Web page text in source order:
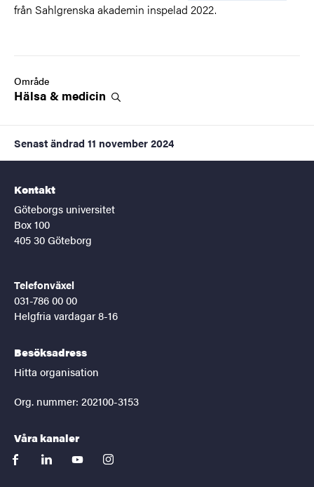
från Sahlgrenska akademin inspelad 2022.
Område
Hälsa & medicin
Senast ändrad 11 november 2024
Kontakt
Göteborgs universitet
Box 100
405 30 Göteborg
Telefonväxel
031-786 00 00
Helgfria vardagar 8-16
Besöksadress
Hitta organisation
Org. nummer: 202100-3153
Våra kanaler
facebooklinkedinyoutubeinstagram